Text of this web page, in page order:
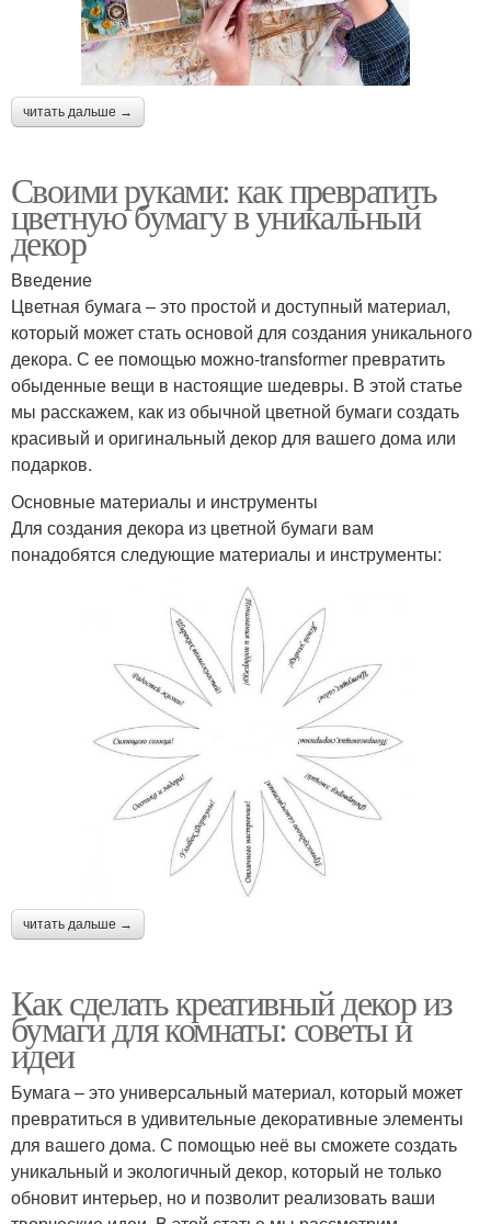
читать дальше →
Своими руками: как превратить
цветную бумагу в уникальный
декор
Введение
Цветная бумага – это простой и доступный материал,
который может стать основой для создания уникального
декора. С ее помощью можно-transformer превратить
обыденные вещи в настоящие шедевры. В этой статье
мы расскажем, как из обычной цветной бумаги создать
красивый и оригинальный декор для вашего дома или
подарков.
Основные материалы и инструменты
Для создания декора из цветной бумаги вам
понадобятся следующие материалы и инструменты:
читать дальше →
Как сделать креативный декор из
бумаги для комнаты: советы и
идеи
Бумага – это универсальный материал, который может
превратиться в удивительные декоративные элементы
для вашего дома. С помощью неё вы сможете создать
уникальный и экологичный декор, который не только
обновит интерьер, но и позволит реализовать ваши